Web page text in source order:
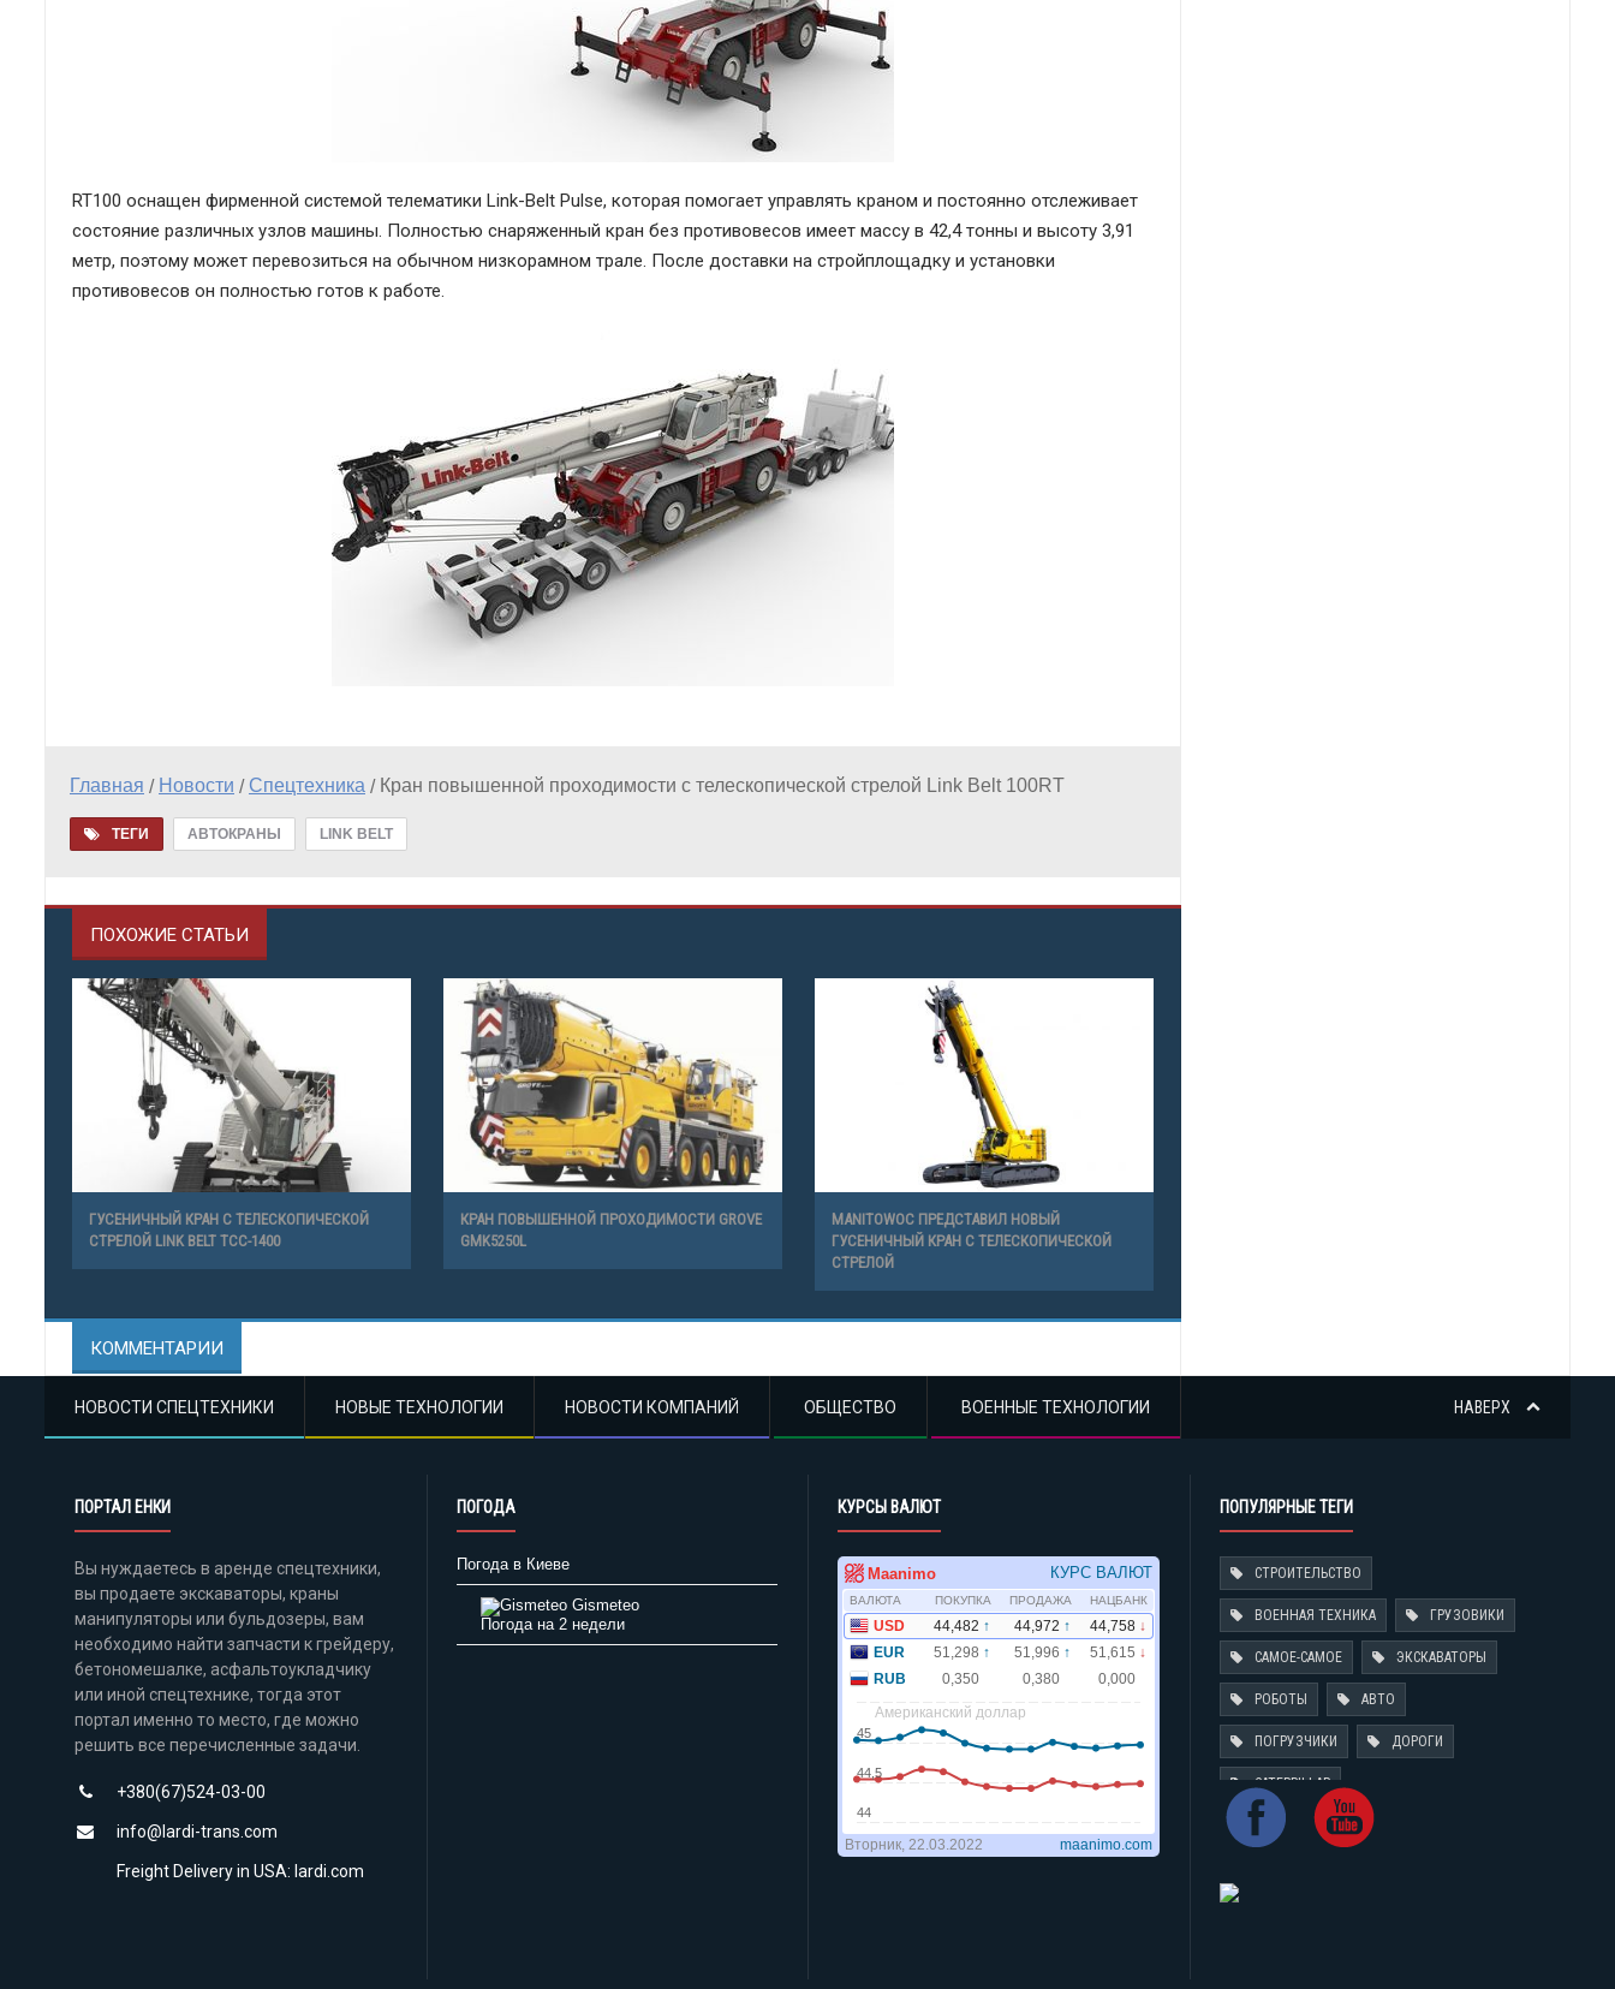
RT100 оснащен фирменной системой телематики Link-Belt Pulse, которая помогает управлять краном и постоянно отслеживает
состояние различных узлов машины. Полностью снаряженный кран без противовесов имеет массу в 42,4 тонны и высоту 3,91
метр, поэтому может перевозиться на обычном низкорамном трале. После доставки на стройплощадку и установки
противовесов он полностью готов к работе.
Главная / Новости / Спецтехника / Кран повышенной проходимости с телескопической стрелой Link Belt 100RT
ТЕГИ АВТОКРАНЫ LINK BELT
ПОХОЖИЕ СТАТЬИ
ГУСЕНИЧНЫЙ КРАН С ТЕЛЕСКОПИЧЕСКОЙ
СТРЕЛОЙ LINK BELT TCC-1400
КРАН ПОВЫШЕННОЙ ПРОХОДИМОСТИ GROVE
GMK5250L
MANITOWOC ПРЕДСТАВИЛ НОВЫЙ
ГУСЕНИЧНЫЙ КРАН С ТЕЛЕСКОПИЧЕСКОЙ
СТРЕЛОЙ
КОММЕНТАРИИ
НАВЕРХ
НОВОСТИ СПЕЦТЕХНИКИ НОВЫЕ ТЕХНОЛОГИИ НОВОСТИ КОМПАНИЙ ОБЩЕСТВО ВОЕННЫЕ ТЕХНОЛОГИИ
ПОРТАЛ ЕНКИ
Вы нуждаетесь в аренде спецтехники,
вы продаете экскаваторы, краны
манипуляторы или бульдозеры, вам
необходимо найти запчасти к грейдеру,
бетономешалке, асфальтоукладчику
или иной спецтехнике, тогда этот
портал именно то место, где можно
решить все перечисленные задачи.
+380(67)524-03-00
info@lardi-trans.com
Freight Delivery in USA: lardi.com
ПОГОДА
Погода в Киеве
Gismeteo
Погода на 2 недели
КУРСЫ ВАЛЮТ ПОПУЛЯРНЫЕ ТЕГИ
СТРОИТЕЛЬСТВО
ВОЕННАЯ ТЕХНИКА ГРУЗОВИКИ
САМОЕ-САМОЕ ЭКСКАВАТОРЫ
РОБОТЫ АВТО
ПОГРУЗЧИКИ ДОРОГИ
CATERPILLAR